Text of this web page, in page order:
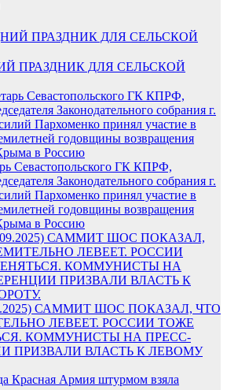
ПРАЗДНИК ДЛЯ СЕЛЬСКОЙ
Севастопольского ГК КПРФ,
Законодательного собрания г.
Пархоменко принял участие в
годовщины возвращения
в Россию
САММИТ ШОС ПОКАЗАЛ, ЧТО
ЛЕВЕЕТ. РОССИИ ТОЖЕ
КОММУНИСТЫ НА ПРЕСС-
ПРИЗВАЛИ ВЛАСТЬ К ЛЕВОМУ